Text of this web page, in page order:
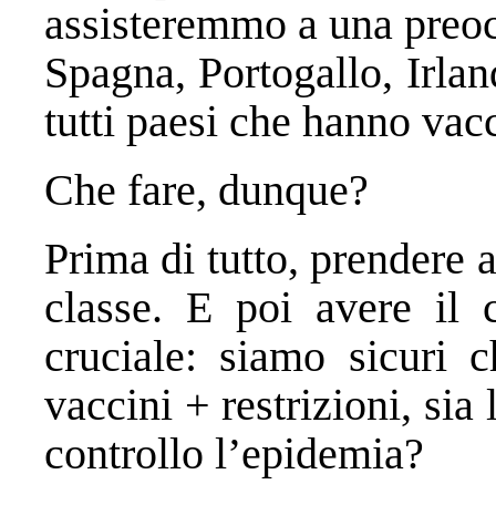
assisteremmo a una
Spagna, Portogallo,
tutti paesi che hanno
Che fare, dunque?
Prima di tutto, prendere
classe. E poi avere il
cruciale: siamo sicuri
vaccini + restrizioni, sia
controllo l’epidemia?